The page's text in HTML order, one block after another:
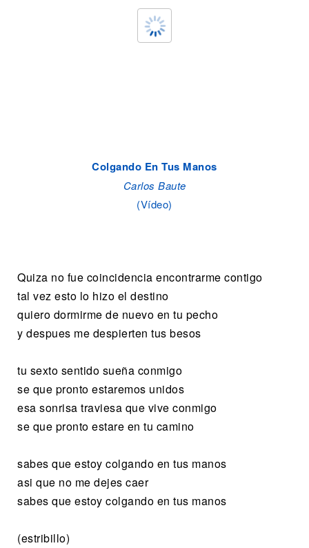
Colgando En Tus Manos
Carlos Baute
(Vídeo)
Quiza no fue coincidencia encontrarme contigo
tal vez esto lo hizo el destino
quiero dormirme de nuevo en tu pecho
y despues me despierten tus besos
tu sexto sentido sueña conmigo
se que pronto estaremos unidos
esa sonrisa traviesa que vive conmigo
se que pronto estare en tu camino
sabes que estoy colgando en tus manos
asi que no me dejes caer
sabes que estoy colgando en tus manos
(estribillo)